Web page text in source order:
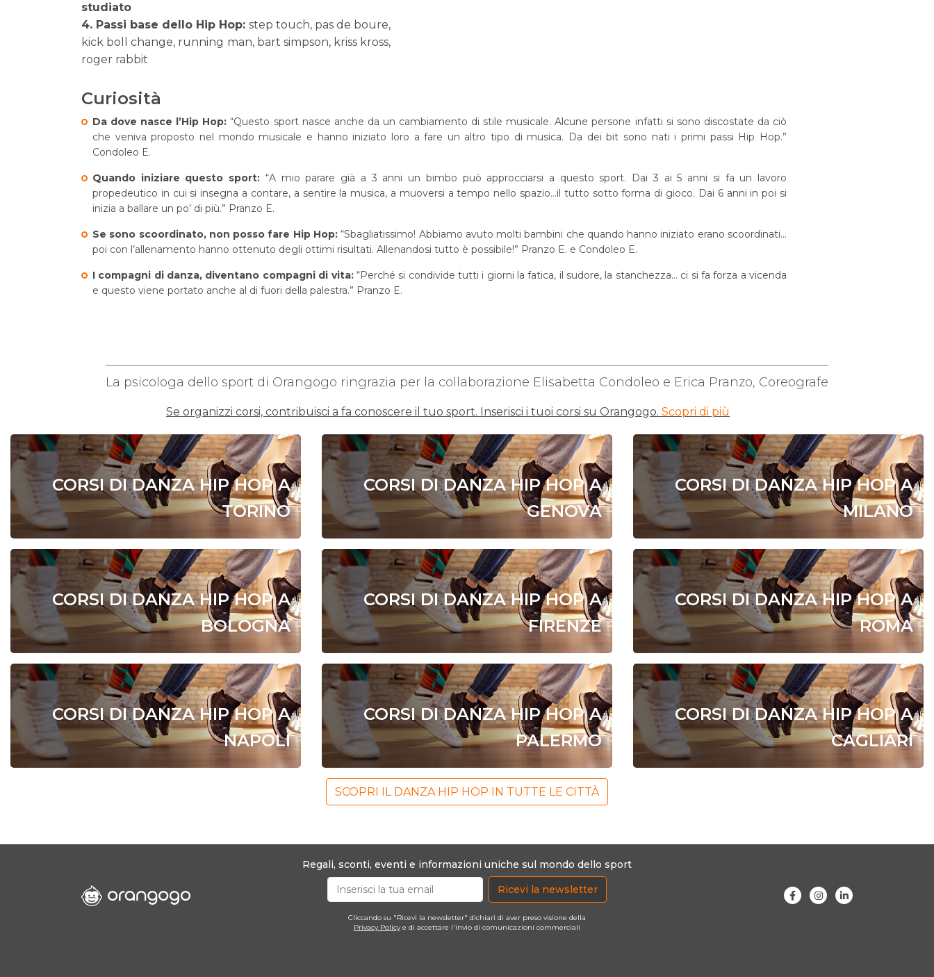
studiato
4. Passi base dello Hip Hop: step touch, pas de boure,
kick boll change, running man, bart simpson, kriss kross,
roger rabbit
Curiosità
Da dove nasce l’Hip Hop:“Questo sport nasce anche da un cambiamento di stile musicale. Alcune persone infatti si sono discostate da ciò
che veniva proposto nel mondo musicale e hanno iniziato loro a fare un altro tipo di musica. Da dei bit sono nati i primi passi Hip Hop.”
Condoleo E.
Quando iniziare questo sport: “A mio parare già a 3 anni un bimbo può approcciarsi a questo sport. Dai 3 ai 5 anni si fa un lavoro
propedeutico in cui si insegna a contare, a sentire la musica, a muoversi a tempo nello spazio…il tutto sotto forma di gioco. Dai 6 anni in poi si
inizia a ballare un po’ di più.” Pranzo E.
Se sono scoordinato, non posso fare Hip Hop:“Sbagliatissimo! Abbiamo avuto molti bambini che quando hanno iniziato erano scoordinati…
poi con l’allenamento hanno ottenuto degli ottimi risultati. Allenandosi tutto è possibile!” Pranzo E. e Condoleo E.
I compagni di danza, diventano compagni di vita: “Perché si condivide tutti i giorni la fatica, il sudore, la stanchezza… ci si fa forza a vicenda
e questo viene portato anche al di fuori della palestra.” Pranzo E.
La psicologa dello sport di Orangogo ringrazia per la collaborazione Elisabetta Condoleo e Erica Pranzo, Coreografe
Se organizzi corsi, contribuisci a fa conoscere il tuo sport. Inserisci i tuoi corsi su Orangogo. Scopri di più
CORSI DI DANZA HIP HOP A
TORINO
CORSI DI DANZA HIP HOP A
GENOVA
CORSI DI DANZA HIP HOP A
MILANO
CORSI DI DANZA HIP HOP A
BOLOGNA
CORSI DI DANZA HIP HOP A
FIRENZE
CORSI DI DANZA HIP HOP A
ROMA
CORSI DI DANZA HIP HOP A
NAPOLI
CORSI DI DANZA HIP HOP A
PALERMO
CORSI DI DANZA HIP HOP A
CAGLIARI
SCOPRI IL DANZA HIP HOP IN TUTTE LE CITTÀ
Regali, sconti, eventi e informazioni uniche sul mondo dello sport
Ricevi la newsletter
Cliccando su "Ricevi la newsletter" dichiari di aver preso visione della
Privacy Policye di accettare l'invio di comunicazioni commerciali